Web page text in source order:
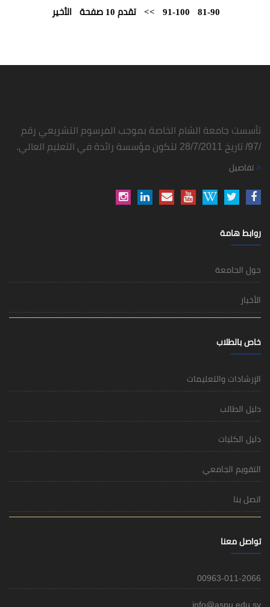
81-90
91-100
>> تقدم 10 صفحة الأخير
تأسست جامعة الشام الخاصة بموجب المرسوم التشريعي رقم
/97/ تاريخ 28/7/2011 لتكون مؤسسة رائدة في التعليم العالي.
تفاصيل
روابط هامة
حول الجامعة
الأخبار
خاص بالطلاب
الإرشادات والتعليمات
دليل الطالب
دليل الكليات
التقويم الجامعي
اتصل بنا
تواصل معنا
00963-011-2066
info@aspu.edu.sy